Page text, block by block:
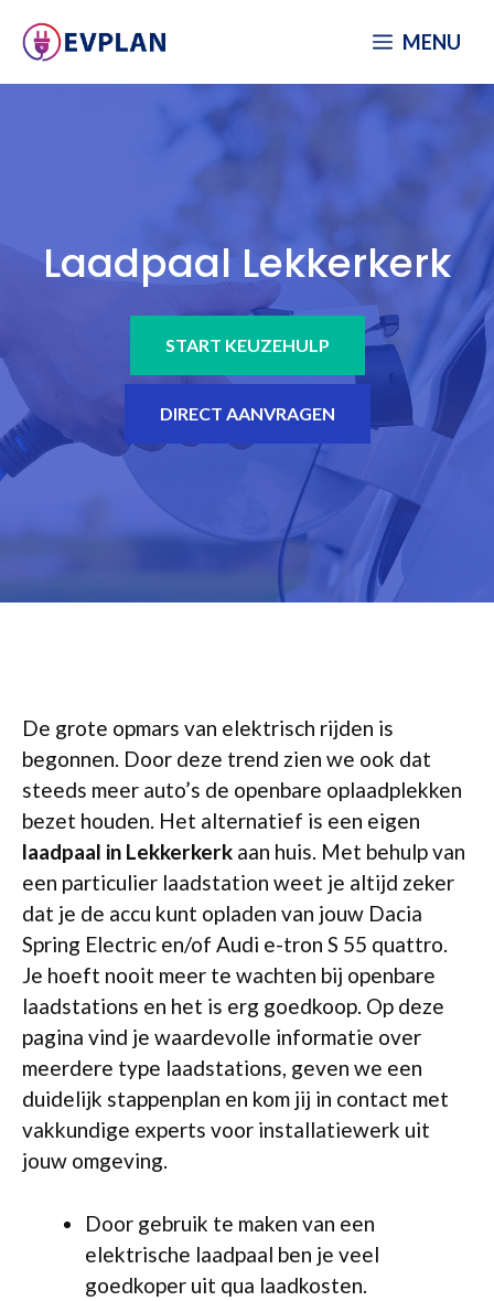
naar
MENU
Laadpaal Lekkerkerk
START KEUZEHULP
DIRECT AANVRAGEN
De grote opmars van elektrisch rijden is
begonnen. Door deze trend zien we ook dat
steeds meer auto’s de openbare oplaadplekken
bezet houden. Het alternatief is een eigen
laadpaal in Lekkerkerk aan huis. Met behulp van
een particulier laadstation weet je altijd zeker
dat je de accu kunt opladen van jouw Dacia
Spring Electric en/of Audi e-tron S 55 quattro.
Je hoeft nooit meer te wachten bij openbare
laadstations en het is erg goedkoop. Op deze
pagina vind je waardevolle informatie over
meerdere type laadstations, geven we een
duidelijk stappenplan en kom jij in contact met
vakkundige experts voor installatiewerk uit
jouw omgeving.
Door gebruik te maken van een
elektrische laadpaal ben je veel
goedkoper uit qua laadkosten.